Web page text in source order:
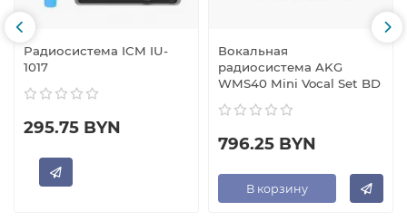
Радиосистема ICM IU-
1017
295.75 BYN
Вокальная
радиосистема AKG
WMS40 Mini Vocal Set BD
796.25 BYN
В корзину